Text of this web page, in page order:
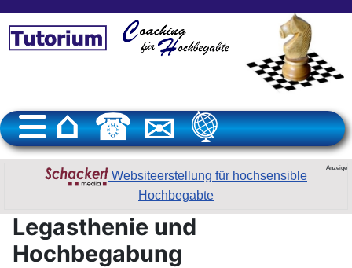
Anzeige
Websiteerstellung für hochsensible
Hochbegabte
Legasthenie und
Hochbegabung